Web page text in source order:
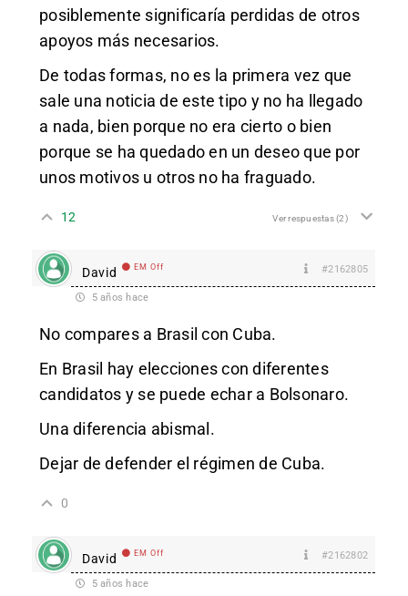
posiblemente significaría perdidas de otros
apoyos más necesarios.
De todas formas, no es la primera vez que
sale una noticia de este tipo y no ha llegado
a nada, bien porque no era cierto o bien
porque se ha quedado en un deseo que por
unos motivos u otros no ha fraguado.
12 Ver respuestas(2)
David EM Off #2162805
5 años hace
No compares a Brasil con Cuba.
En Brasil hay elecciones con diferentes
candidatos y se puede echar a Bolsonaro.
Una diferencia abismal.
Dejar de defender el régimen de Cuba.
0
David EM Off #2162802
5 años hace